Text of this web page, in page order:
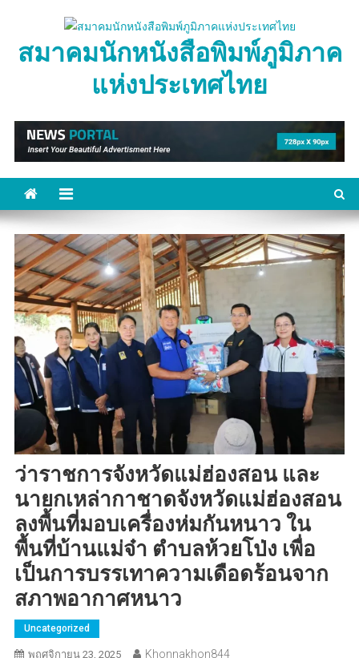
contentสมาคมนักหนังสือพิมพ์ภูมิภาค
แห่งประเทศไทย
ว่าราชการจังหวัดแม่ฮ่องสอน และ
นายกเหล่ากาชาดจังหวัดแม่ฮ่องสอน
ลงพื้นที่มอบเครื่องห่มกันหนาว ใน
พื้นที่บ้านแม่จ๋า ตำบลห้วยโป่ง เพื่อ
เป็นการบรรเทาความเดือดร้อนจาก
สภาพอากาศหนาว
Uncategorized
พฤศจิกายน 23, 2025 Khonnakhon844